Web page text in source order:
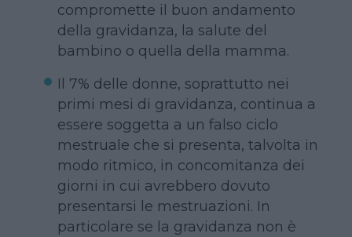
compromette il buon andamento
della gravidanza, la salute del
bambino o quella della mamma.
Il 7% delle donne, soprattutto nei
primi mesi di gravidanza, continua a
essere soggetta a un falso ciclo
mestruale che si presenta, talvolta in
modo ritmico, in concomitanza dei
giorni in cui avrebbero dovuto
presentarsi le mestruazioni. In
particolare se la gravidanza non è